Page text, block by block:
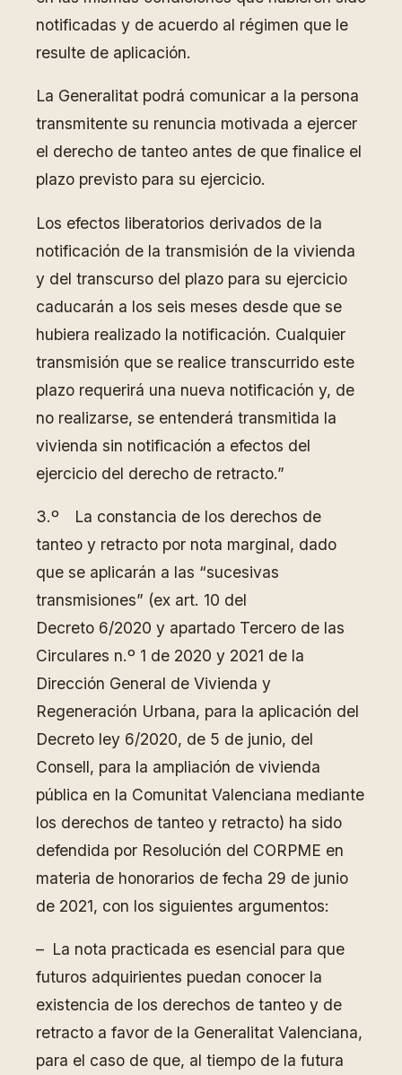
notificadas y de acuerdo al régimen que le
resulte de aplicación.
La Generalitat podrá comunicar a la persona
transmitente su renuncia motivada a ejercer
el derecho de tanteo antes de que finalice el
plazo previsto para su ejercicio.
Los efectos liberatorios derivados de la
notificación de la transmisión de la vivienda
y del transcurso del plazo para su ejercicio
caducarán a los seis meses desde que se
hubiera realizado la notificación. Cualquier
transmisión que se realice transcurrido este
plazo requerirá una nueva notificación y, de
no realizarse, se entenderá transmitida la
vivienda sin notificación a efectos del
ejercicio del derecho de retracto.”
3.º La constancia de los derechos de
tanteo y retracto por nota marginal, dado
que se aplicarán a las “sucesivas
transmisiones” (ex art. 10 del
Decreto 6/2020 y apartado Tercero de las
Circulares n.º 1 de 2020 y 2021 de la
Dirección General de Vivienda y
Regeneración Urbana, para la aplicación del
Decreto ley 6/2020, de 5 de junio, del
Consell, para la ampliación de vivienda
pública en la Comunitat Valenciana mediante
los derechos de tanteo y retracto) ha sido
defendida por Resolución del CORPME en
materia de honorarios de fecha 29 de junio
de 2021, con los siguientes argumentos:
– La nota practicada es esencial para que
futuros adquirientes puedan conocer la
existencia de los derechos de tanteo y de
retracto a favor de la Generalitat Valenciana,
para el caso de que, al tiempo de la futura